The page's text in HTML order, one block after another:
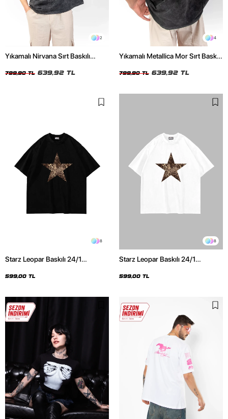
2
Yıkamalı Nirvana Sırt Baskılı
799,90 TL 639,92 TL
4
Yıkamalı Metallica Mor Sırt Baskılı
799,90 TL 639,92 TL
8
Starz Leopar Baskılı 24/1
599,00 TL
8
Starz Leopar Baskılı 24/1
599,00 TL